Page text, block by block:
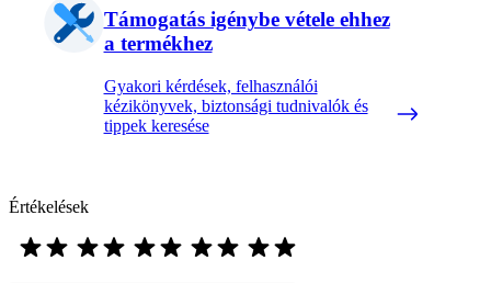
Támogatás igénybe vétele ehhez
a termékhez
Gyakori kérdések, felhasználói
kézikönyvek, biztonsági tudnivalók és
tippek keresése
Értékelések